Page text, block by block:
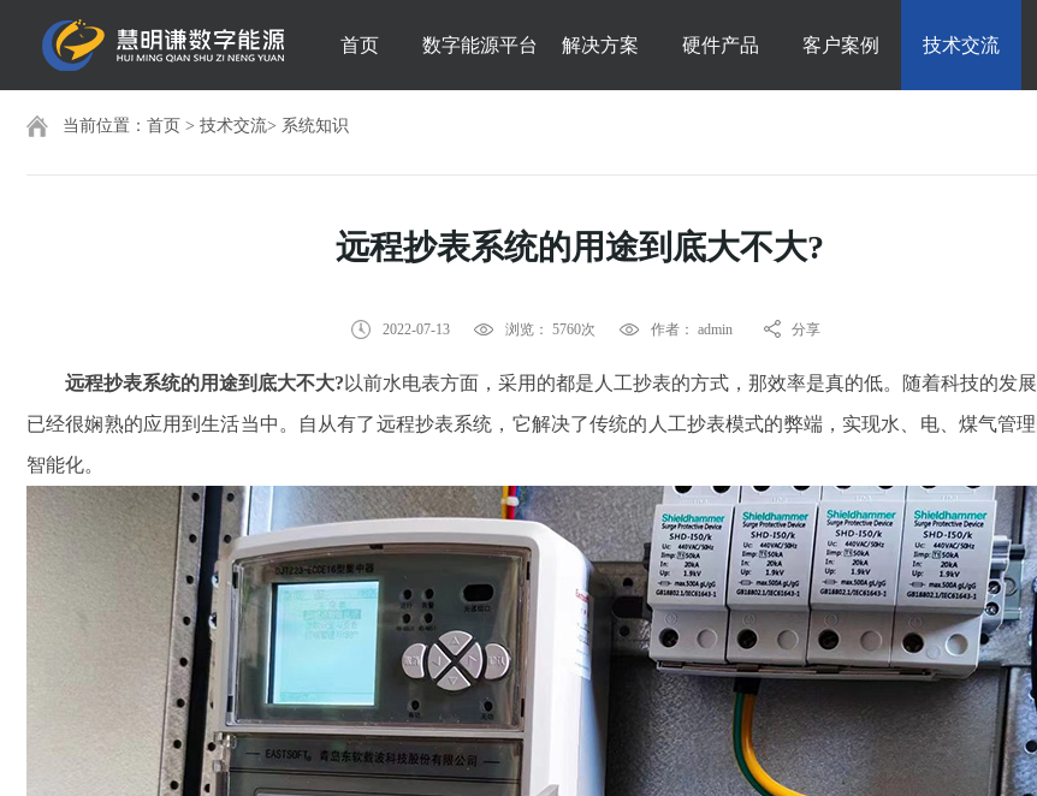
首页 数字能源平台 解决方案 硬件产品 客户案例 技术交流
当前位置： 首页 > 技术交流> 系统知识
远程抄表系统的用途到底大不大?
2022-07-13 浏览： 5760次 作者： admin 分享
远程抄表系统的用途到底大不大? 以前水电表方面，采用的都是人工抄表的方式，那效率是真的低。随着科技的发
已经很娴熟的应用到生活当中。自从有了远程抄表系统，它解决了传统的人工抄表模式的弊端，实现水、电、煤气管理
智能化。